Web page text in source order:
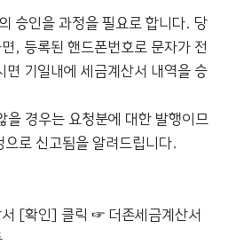
승인을 과정을 필요로 합니다. 당
, 등록된 핸드폰번호로 문자가 전
기일내에 세금계산서 내역을 승
을 경우는 요청분에 대한 발행이므
로 신고됨을 알려드립니다.
[확인] 클릭 ☞ 더존세금계산서